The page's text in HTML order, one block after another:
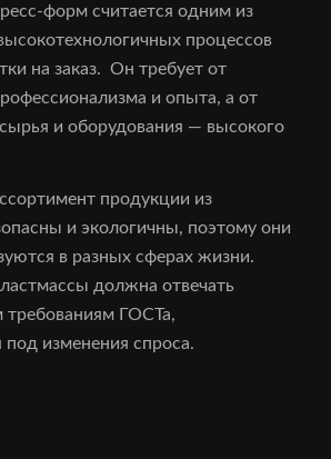
форм считается одним из
процессов
на заказ. Он требует от
и опыта, а от
и оборудования — высокого
продукции из
и экологичны, поэтому они
в разных сферах жизни.
должна отвечать
ГОСТа,
под изменения спроса.